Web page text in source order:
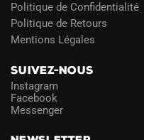
Politique de Confidentialité
Politique de Retours
Mentions Légales
SUIVEZ-NOUS
Instagram
Facebook
Messenger